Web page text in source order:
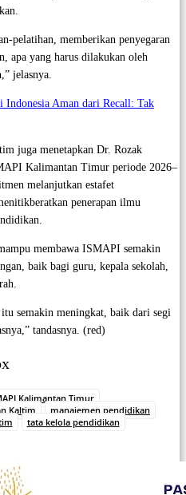
pelatihan, memberikan penyegaran
apa yang harus dilakukan oleh
jelasnya.
Aman dari Recall: Tak
juga menetapkan Dr. Rozak
Kalimantan Timur periode 2026–
melanjutkan estafet
penerapan ilmu
membawa ISMAPI semakin
baik bagi guru, kepala sekolah,
semakin meningkat, baik dari segi
tandasnya. (red)
Kalimantan Timur
Kaltim
manajemen pendidikan
tata kelola pendidikan